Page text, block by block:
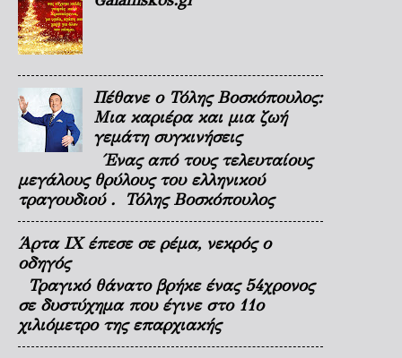
Πέθανε ο Τόλης Βοσκόπουλος:
Μια καριέρα και μια ζωή
γεμάτη συγκινήσεις
Ένας από τους τελευταίους
μεγάλους θρύλους του ελληνικού
τραγουδιού . Τόλης Βοσκόπουλος
Άρτα ΙΧ έπεσε σε ρέμα, νεκρός ο
οδηγός
Τραγικό θάνατο βρήκε ένας 54χρονος
σε δυστύχημα που έγινε στο 11ο
χιλιόμετρο της επαρχιακής